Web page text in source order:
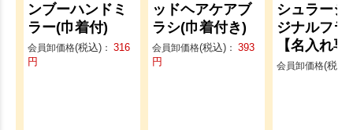
ンブーハンドミ
ラー(巾着付)
会員卸価格(税込) ： 316
円
ッドヘアケアブ
ラシ(巾着付き)
会員卸価格(税込) ： 393
円
シュラージ
ジナルフラ
【名入れ専
会員卸価格(税込)